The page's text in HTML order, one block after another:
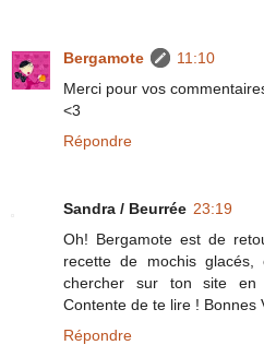
Bergamote
11:10
Merci pour vos
<3
Répondre
Sandra / Beurrée 23:19
Oh! Bergamote est de
recette de mochis
chercher sur ton site
Contente de te lire ! Bonnes
Répondre